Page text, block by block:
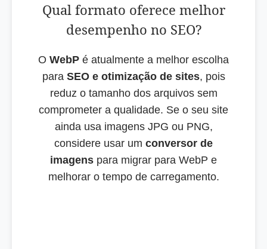
Qual formato oferece melhor
desempenho no SEO?
O WebP é atualmente a melhor escolha
para SEO e otimização de sites, pois
reduz o tamanho dos arquivos sem
comprometer a qualidade. Se o seu site
ainda usa imagens JPG ou PNG,
considere usar um conversor de
imagens para migrar para WebP e
melhorar o tempo de carregamento.